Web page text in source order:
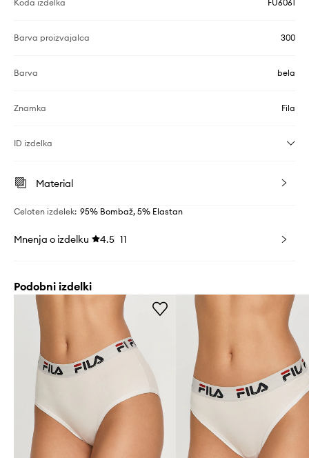
Koda izdelka FU6061
Barva proizvajalca 300
Barva bela
Znamka Fila
ID izdelka
Material
Celoten izdelek: 95% Bombaž, 5% Elastan
Mnenja o izdelku 4.5 11
Podobni izdelki